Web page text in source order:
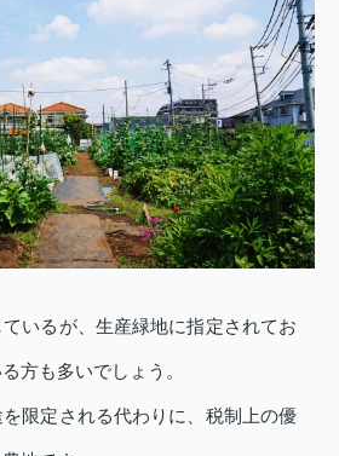
いるが、生産緑地に指定されてお
方も多いでしょう。
限定される代わりに、税制上の優